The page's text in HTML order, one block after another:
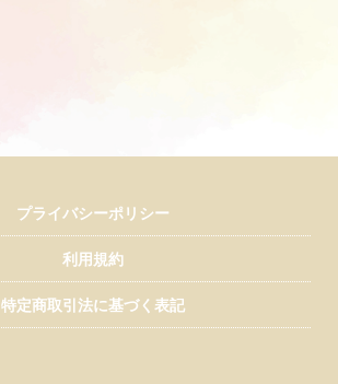
プライバシーポリシー
利用規約
特定商取引法に基づく表記